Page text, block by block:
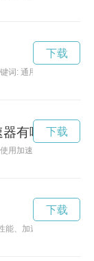
: 通用加速器, 网络速
下载
有哪些
用加速器可以帮助你
下载
能、加速运行速度、
下载